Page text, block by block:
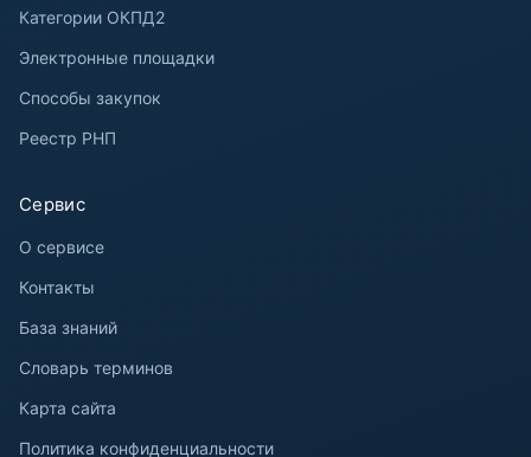
Категории ОКПД2
Электронные площадки
Способы закупок
Реестр РНП
Сервис
О сервисе
Контакты
База знаний
Словарь терминов
Карта сайта
Политика конфиденциальности